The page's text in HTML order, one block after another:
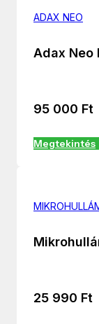
ADAX NEO
Adax Neo
95 000 Ft
Megtekintés
25 990 Ft